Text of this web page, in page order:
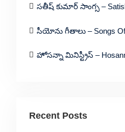
సతీష్ కుమార్ సాంగ్స –
సీయోను గీతాలు – Songs Of
హోసన్నా మినిస్ట్రీస్ –
Recent Posts